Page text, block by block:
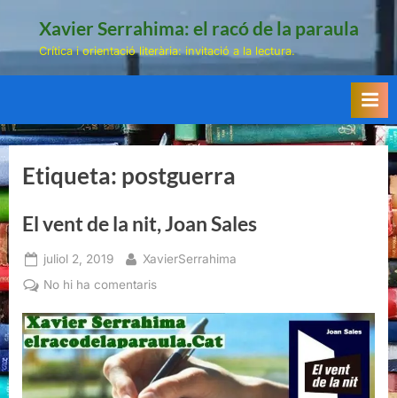
Xavier Serrahima: el racó de la paraula
Crítica i orientació literària: invitació a la lectura.
Etiqueta: postguerra
El vent de la nit, Joan Sales
Posted
on
juliol 2, 2019 By
XavierSerrahima
No hi ha comentarisa
vent
de
la
nit,